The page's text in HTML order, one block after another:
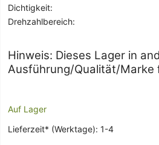
Dichtigkeit:
Drehzahlbereich:
Hinweis: Dieses Lager in
Ausführung/Qualität/Marke
Auf Lager
Lieferzeit* (Werktage): 1-4